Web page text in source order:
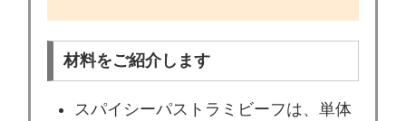
材料をご紹介します
スパイシーパストラミビーフは、単体